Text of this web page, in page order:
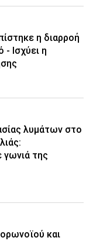
η διαρροή
- Ισχύει η
λυμάτων στο
γωνιά της
και